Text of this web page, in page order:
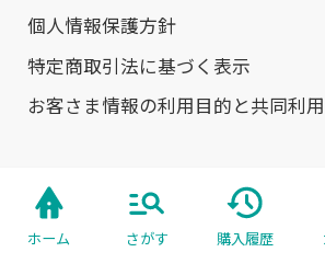
個人情報保護方針
特定商取引法に基づく表示
お客さま情報の利用目的と共同利
セキスイハイムのウェブサ
ホーム さがす 購入履歴